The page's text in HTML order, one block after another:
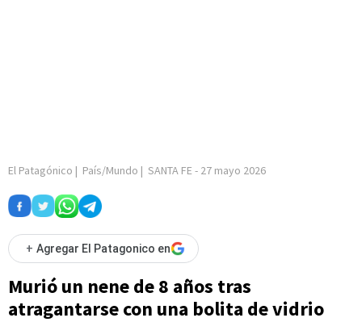
El Patagónico | País/Mundo | SANTA FE- 27 mayo 2026
+ Agregar El Patagonico en
Murió un nene de 8 años tras
atragantarse con una bolita de vidrio